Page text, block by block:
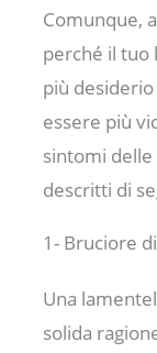
Comunque,
perché il tuo
più
essere più
sintomi
descritti di
1- Bruciore
Una
solida